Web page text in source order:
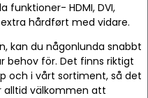
funktioner- HDMI, DVI,
hårdført med vidare.
kan du någonlunda snabbt
behov för. Det finns riktigt
och i vårt sortiment, så det
alltid välkommen att